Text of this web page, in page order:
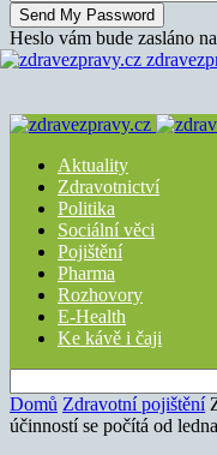
Heslo vám bude zasláno
Aktuality
Zdravotnictví
Politika
Sociální věci
Pojištění
Pharma
Rozhovory
E-Health
Ke kávě i čaji
Domů Zdravotní pojištění
účinností se počítá od